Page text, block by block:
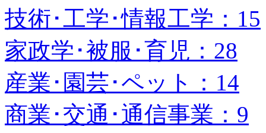
技術･工学･情報工学：15
家政学･被服･育児：28
産業･園芸･ペット：14
商業･交通･通信事業：9